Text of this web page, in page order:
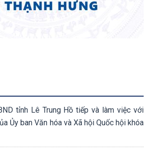
tỉnh Lê Trung Hồ tiếp và làm việc với
Ủy ban Văn hóa và Xã hội Quốc hội khóa